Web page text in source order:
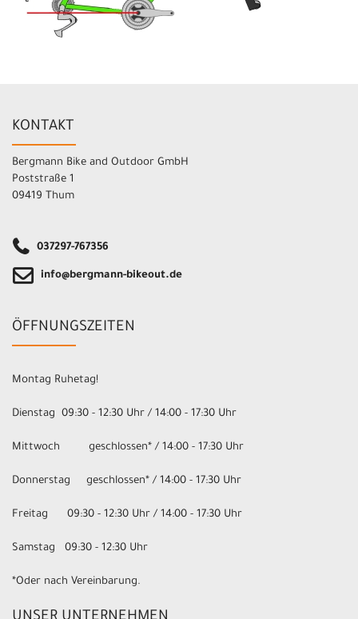
KONTAKT
Bergmann Bike and Outdoor GmbH
Poststraße 1
09419 Thum
037297-767356
info@bergmann-bikeout.de
ÖFFNUNGSZEITEN
Montag Ruhetag!
Dienstag 09:30 - 12:30 Uhr / 14:00 - 17:30 Uhr
Mittwoch geschlossen* / 14:00 - 17:30 Uhr
Donnerstag geschlossen* / 14:00 - 17:30 Uhr
Freitag 09:30 - 12:30 Uhr / 14:00 - 17:30 Uhr
Samstag 09:30 - 12:30 Uhr
*Oder nach Vereinbarung.